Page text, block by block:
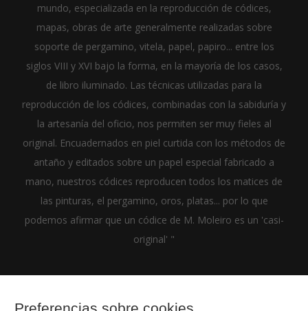
mundo, especializada en la reproducción de códices,
mapas, obras de arte generalmente realizadas sobre
soporte de pergamino, vitela, papel, papiro... entre los
siglos VIII y XVI bajo la forma, en la mayoría de los casos,
de libro iluminado. Las técnicas utilizadas para la
reproducción de los códices, combinadas con la sabiduría y
la artesanía del oficio, nos permiten ser muy fieles al
original. Encuadernados en piel curtida con los métodos de
antaño y editados sobre un papel especial fabricado a
mano, nuestros códices reproducen todos los matices de
las pinturas, el pergamino, oros, platas... por lo que
podemos afirmar que un códice de M. Moleiro es un 'casi-
original' "